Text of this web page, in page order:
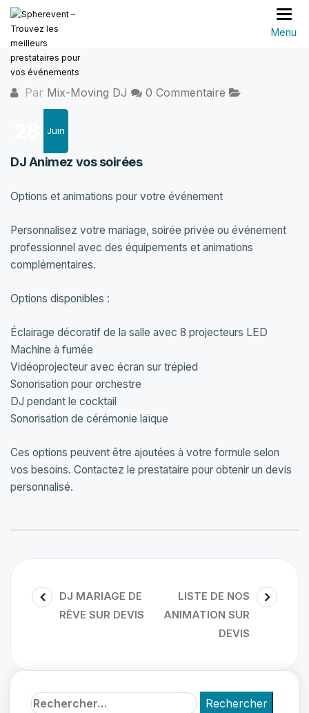
Par Mix-Moving DJ 0 Commentaire
Juin
DJ Animez vos soirées
Options et animations pour votre événement
Personnalisez votre mariage, soirée privée ou événement
professionnel avec des équipements et animations
complémentaires.
Options disponibles :
Éclairage décoratif de la salle avec 8 projecteurs LED
Machine à fumée
Vidéoprojecteur avec écran sur trépied
Sonorisation pour orchestre
DJ pendant le cocktail
Sonorisation de cérémonie laïque
Ces options peuvent être ajoutées à votre formule selon
vos besoins. Contactez le prestataire pour obtenir un devis
personnalisé.
DJ MARIAGE DE
RÊVE SUR DEVIS
LISTE DE NOS
ANIMATION SUR
DEVIS